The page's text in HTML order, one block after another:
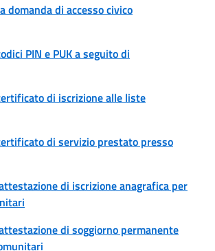
domanda di accesso civico
PIN e PUK a seguito di
di iscrizione alle liste
di servizio prestato presso
di iscrizione anagrafica per
di soggiorno permanente